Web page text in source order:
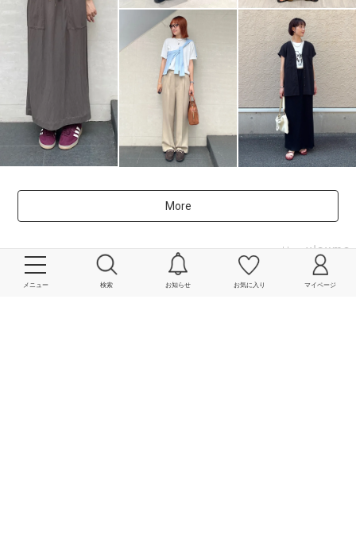
メニュー 検索 お知らせ お気に入り マイページ
More
powered by